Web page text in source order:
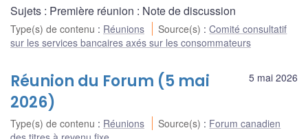
Sujets : Première réunion : Note de discussion
Type(s) de contenu : Réunions Source(s) :Comité consultatif
sur les services bancaires axés sur les consommateurs
5 mai 2026
Réunion du Forum (5 mai
2026)
Type(s) de contenu : Réunions Source(s) : Forum canadien